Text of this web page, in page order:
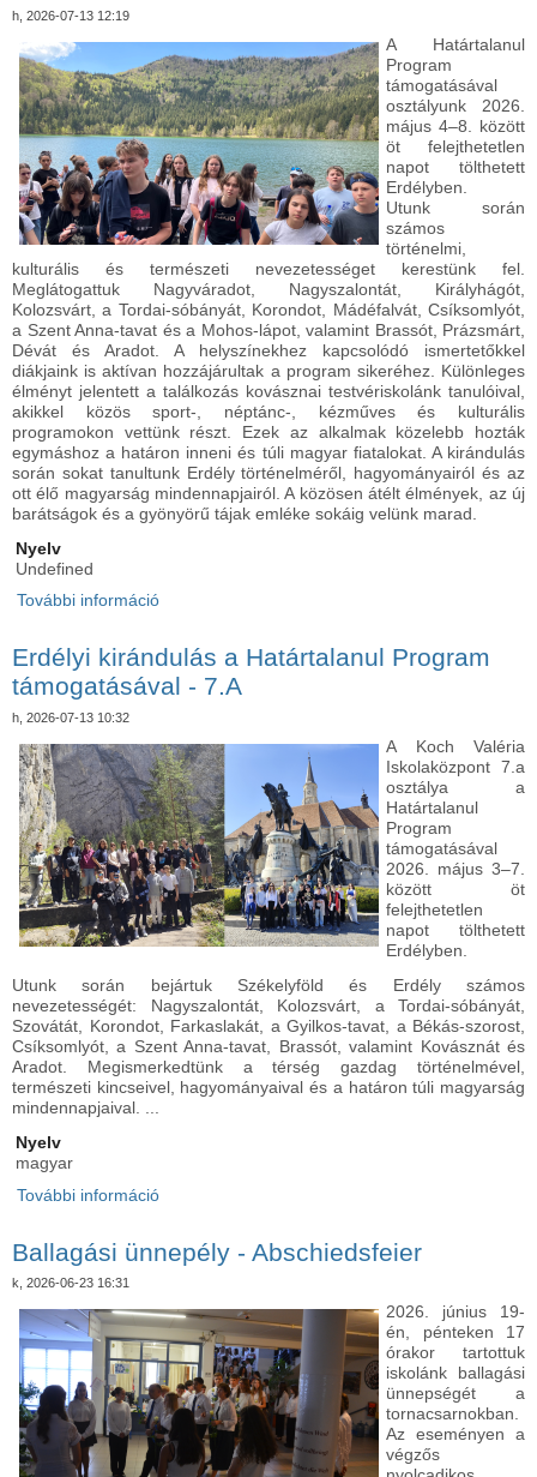
h, 2026-07-13 12:19
A Határtalanul
Program
támogatásával
osztályunk 2026.
május 4–8. között
öt felejthetetlen
napot tölthetett
Erdélyben.
Utunk során
számos
történelmi,
kulturális és természeti nevezetességet kerestünk fel.
Meglátogattuk Nagyváradot, Nagyszalontát, Királyhágót,
Kolozsvárt, a Tordai-sóbányát, Korondot, Mádéfalvát, Csíksomlyót,
a Szent Anna-tavat és a Mohos-lápot, valamint Brassót, Prázsmárt,
Dévát és Aradot. A helyszínekhez kapcsolódó ismertetőkkel
diákjaink is aktívan hozzájárultak a program sikeréhez. Különleges
élményt jelentett a találkozás kovásznai testvériskolánk tanulóival,
akikkel közös sport-, néptánc-, kézműves és kulturális
programokon vettünk részt. Ezek az alkalmak közelebb hozták
egymáshoz a határon inneni és túli magyar fiatalokat. A kirándulás
során sokat tanultunk Erdély történelméről, hagyományairól és az
ott élő magyarság mindennapjairól. A közösen átélt élmények, az új
barátságok és a gyönyörű tájak emléke sokáig velünk marad.
Nyelv
Undefined
További információ
Erdélyi kirándulás a Határtalanul Program
támogatásával - 7.A
h, 2026-07-13 10:32
A Koch Valéria
Iskolaközpont 7.a
osztálya a
Határtalanul
Program
támogatásával
2026. május 3–7.
között öt
felejthetetlen
napot tölthetett
Erdélyben.
Utunk során bejártuk Székelyföld és Erdély számos
nevezetességét: Nagyszalontát, Kolozsvárt, a Tordai-sóbányát,
Szovátát, Korondot, Farkaslakát, a Gyilkos-tavat, a Békás-szorost,
Csíksomlyót, a Szent Anna-tavat, Brassót, valamint Kovásznát és
Aradot. Megismerkedtünk a térség gazdag történelmével,
természeti kincseivel, hagyományaival és a határon túli magyarság
mindennapjaival. ...
Nyelv
magyar
További információ
Ballagási ünnepély - Abschiedsfeier
k, 2026-06-23 16:31
2026. június 19-
én, pénteken 17
órakor tartottuk
iskolánk ballagási
ünnepségét a
tornacsarnokban.
Az eseményen a
végzős